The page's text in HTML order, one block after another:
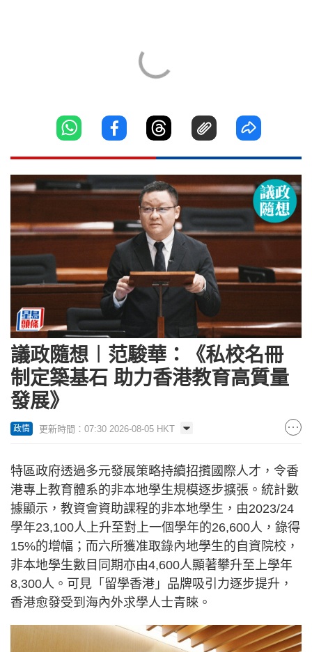
議政隨想︱范駿華：《私校名冊
制定築基石 助力香港教育高質量
發展》
政情 更新時間：07:30 2026-08-05 HKT
特區政府透過多元發展策略持續招攬國際人才，令香
港專上教育體系的非本地學生規模逐步擴張。統計數
據顯示，教資會資助課程的非本地學生，由2023/24
學年23,100人上升至對上一個學年的26,600人，錄得
15%的增幅；而六所獲准取錄內地學生的自資院校，
非本地學生數目同期亦由4,600人顯著攀升至上學年
8,300人。可見「留學香港」品牌吸引力逐步提升，
香港愈發受到海內外求學人士青睞。